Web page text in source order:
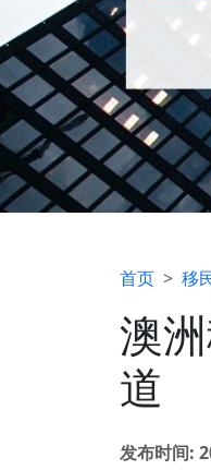
首页 移
澳
道
发布时间: